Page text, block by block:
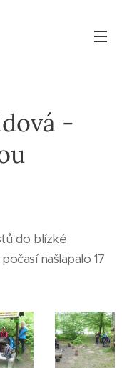
-
do blízké
našlapalo 17